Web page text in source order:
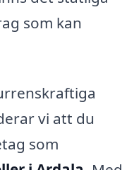
som kan
vi att du
som